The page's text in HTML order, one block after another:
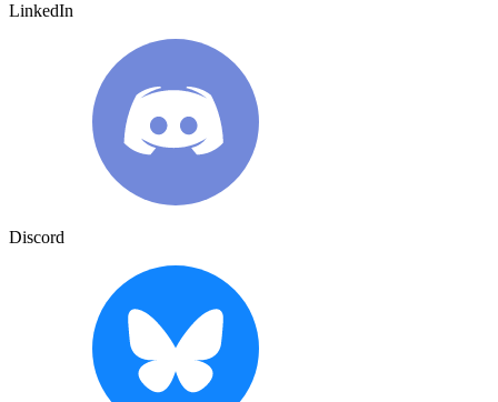
LinkedIn
Discord